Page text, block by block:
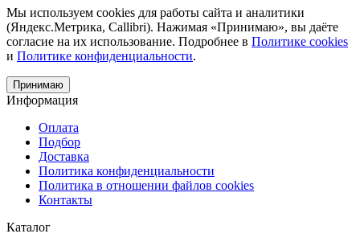
Мы используем cookies для работы сайта и аналитики
(Яндекс.Метрика, Callibri). Нажимая «Принимаю», вы даёте
согласие на их использование. Подробнее в Политике cookies
и Политике конфиденциальности.
Принимаю
Информация
Оплата
Подбор
Доставка
Политика конфиденциальности
Политика в отношении файлов cookies
Контакты
Каталог